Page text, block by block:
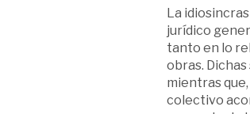
La
jurídico
tanto en lo
obras.
mientras
colectivo